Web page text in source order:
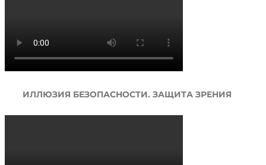
ИЛЛЮЗИЯ БЕЗОПАСНОСТИ. ЗАЩИТА ЗРЕНИЯ